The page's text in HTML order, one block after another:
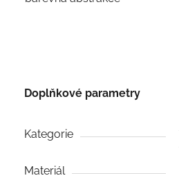
Doplňkové parametry
Kategorie
Materiál